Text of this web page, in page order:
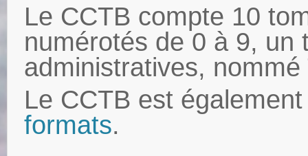
Le CCTB compte 10
numérotés de 0 à 9, un
administratives,
Le CCTB est
formats.